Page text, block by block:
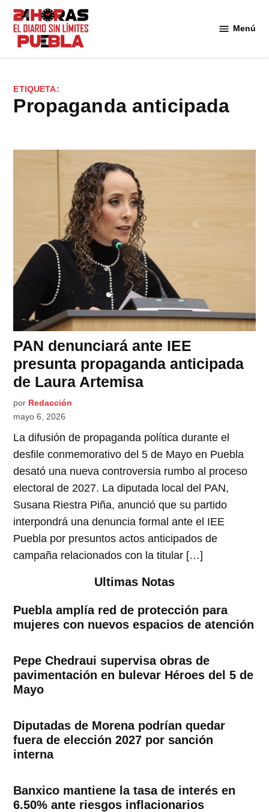
Saltar
contenido
Menú
ETIQUETA:
propaganda anticipada
PAN denunciará ante IEE
presunta propaganda anticipada
de Laura Artemisa
por Redacción
mayo 6, 2026
La difusión de propaganda política durante el
desfile conmemorativo del 5 de Mayo en Puebla
desató una nueva controversia rumbo al proceso
electoral de 2027. La diputada local del PAN,
Susana Riestra Piña, anunció que su partido
interpondrá una denuncia formal ante el IEE
Puebla por presuntos actos anticipados de
campaña relacionados con la titular […]
Ultimas Notas
Puebla amplía red de protección para
mujeres con nuevos espacios de atención
Pepe Chedraui supervisa obras de
pavimentación en bulevar Héroes del 5 de
Mayo
Diputadas de Morena podrían quedar
fuera de elección 2027 por sanción
interna
Banxico mantiene la tasa de interés en
6.50% ante riesgos inflacionarios